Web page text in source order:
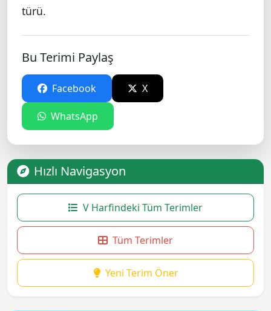
türü.
Bu Terimi Paylaş
Facebook X
WhatsApp
Hızlı Navigasyon
V Harfindeki Tüm Terimler
Tüm Terimler
Yeni Terim Öner